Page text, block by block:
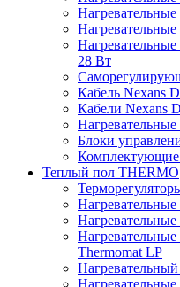
28 Вт
Кабель Nexans
Кабели Nexans
Блоки
Комплектующие
Теплый пол THERMO
Thermomat LP